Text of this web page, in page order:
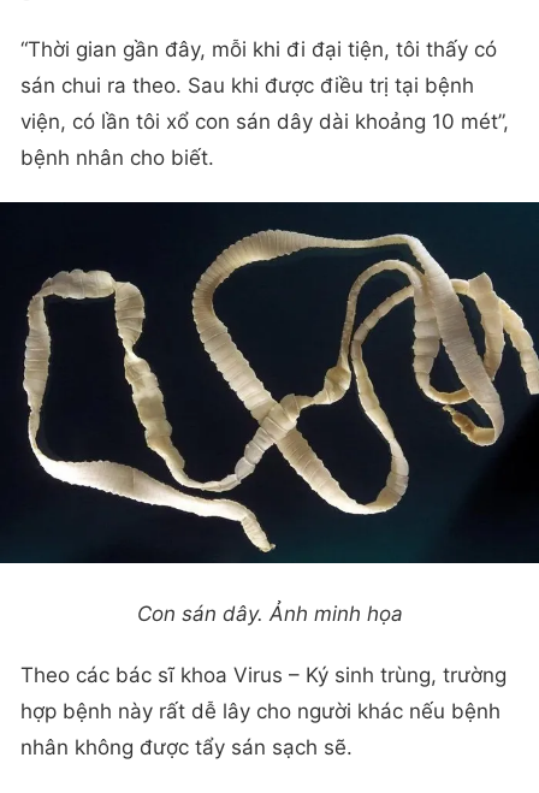
“Thời gian gần đây, mỗi khi đi đại tiện, tôi thấy có
sán chui ra theo. Sau khi được điều trị tại bệnh
viện, có lần tôi xổ con sán dây dài khoảng 10 mét”,
bệnh nhân cho biết.
Con sán dây. Ảnh minh họa
Theo các bác sĩ khoa Virus – Ký sinh trùng, trường
hợp bệnh này rất dễ lây cho người khác nếu bệnh
nhân không được tẩy sán sạch sẽ.